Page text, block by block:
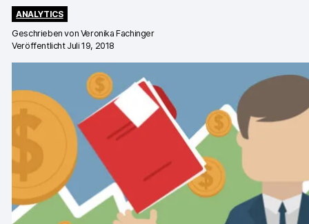
Datenschutz & Sicherheit
Analytics für Web & Mobile
Analytics für Produktteams
Tag Management
Datenaktivierung
Datenschutz Compliance
ANALYTICS
Geschrieben von Veronika Fachinger
Veröffentlicht Juli 19, 2018